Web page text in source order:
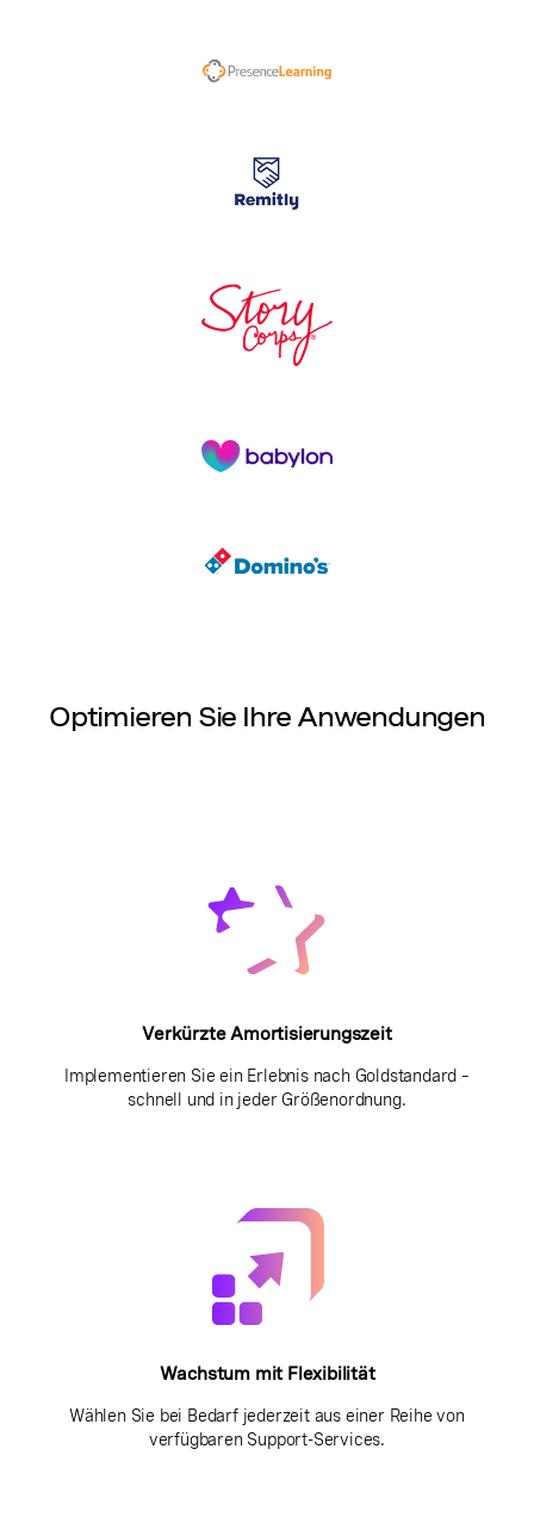
Optimieren Sie Ihre Anwendungen
Verkürzte Amortisierungszeit
Implementieren Sie ein Erlebnis nach Goldstandard –
schnell und in jeder Größenordnung.
Wachstum mit Flexibilität
Wählen Sie bei Bedarf jederzeit aus einer Reihe von
verfügbaren Support-Services.